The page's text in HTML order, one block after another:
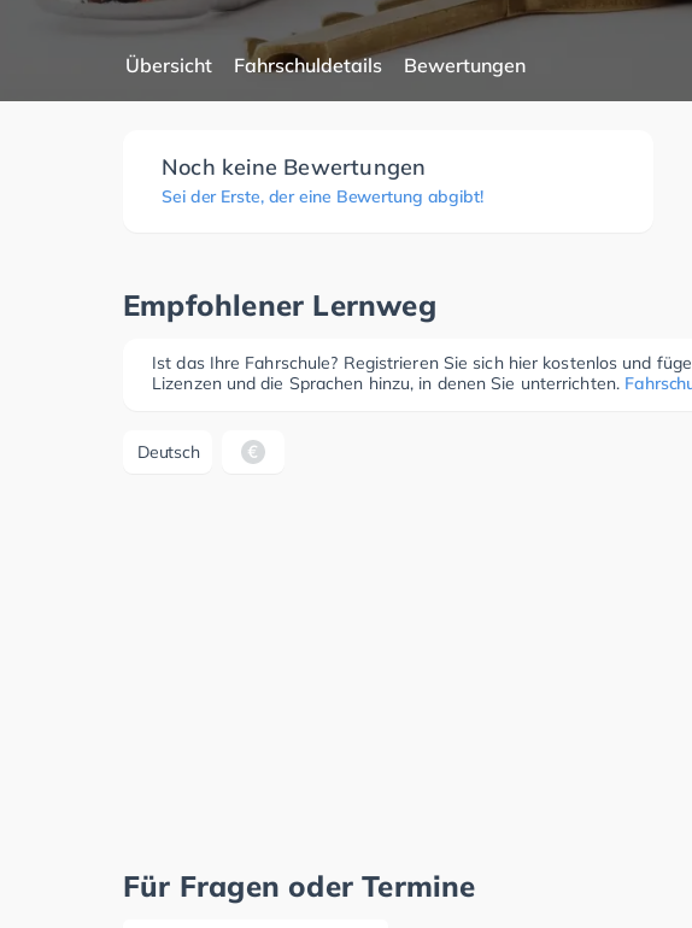
Übersicht Fahrschuldetails Bewertungen
Noch keine Bewertungen
Sei der Erste, der eine Bewertung abgibt!
Empfohlener Lernweg
Ist das Ihre Fahrschule? Registrieren Sie sich hier kostenlos und
Lizenzen und die Sprachen hinzu, in denen Sie unterrichten.
Deutsch
Für Fragen oder Termine